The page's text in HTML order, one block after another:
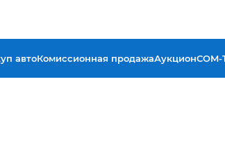
автоКомиссионная продажаАукционCOM-